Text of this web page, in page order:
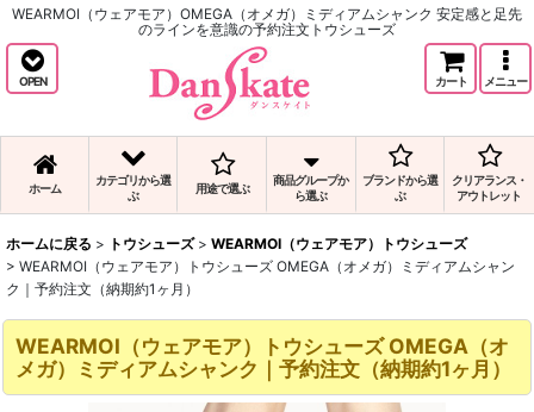
WEARMOI（ウェアモア）OMEGA（オメガ）ミディアムシャンク 安定感と足先
のラインを意識の予約注文トウシューズ
OPEN カート メニュー
ホーム
カテゴリから選
ぶ
用途で選ぶ
商品グループか
ら選ぶ
ブランドから選
ぶ
クリアランス・
アウトレット
ホームに戻る > トウシューズ > WEARMOI（ウェアモア）トウシューズ
> WEARMOI（ウェアモア）トウシューズ OMEGA（オメガ）ミディアムシャン
ク｜予約注文（納期約1ヶ月）
WEARMOI（ウェアモア）トウシューズ OMEGA（オ
メガ）ミディアムシャンク｜予約注文（納期約1ヶ月）